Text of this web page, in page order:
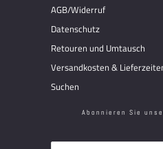
AGB/Widerruf
Datenschutz
Retouren und Umtausch
Versandkosten &
Suchen
Abonnieren Sie